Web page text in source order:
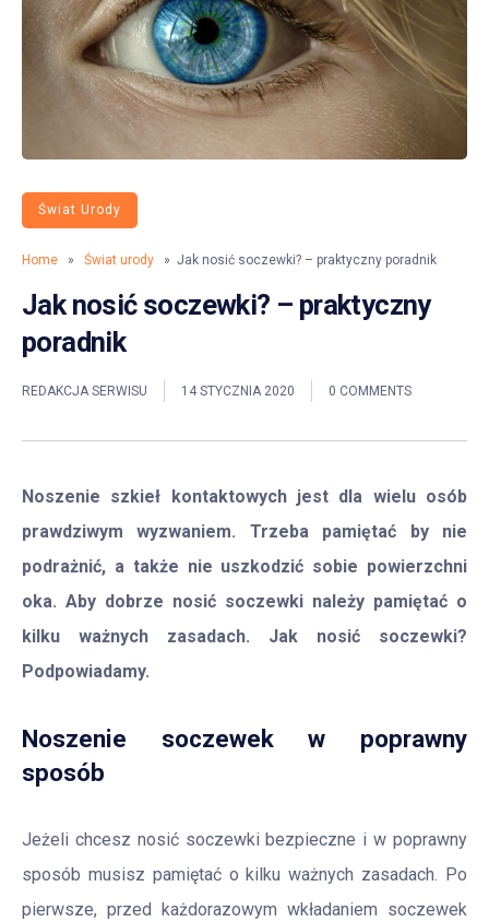
Świat Urody
Home » Świat urody » Jak nosić soczewki? – praktyczny poradnik
Jak nosić soczewki? – praktyczny
poradnik
REDAKCJA SERWISU 14 STYCZNIA 2020 0 COMMENTS
Noszenie szkieł kontaktowych jest dla wielu osób
prawdziwym wyzwaniem. Trzeba pamiętać by nie
podrażnić, a także nie uszkodzić sobie powierzchni
oka. Aby dobrze nosić soczewki należy pamiętać o
kilku ważnych zasadach. Jak nosić soczewki?
Podpowiadamy.
Noszenie soczewek w poprawny
sposób
Jeżeli chcesz nosić soczewki bezpieczne i w poprawny
sposób musisz pamiętać o kilku ważnych zasadach. Po
pierwsze, przed każdorazowym wkładaniem soczewek